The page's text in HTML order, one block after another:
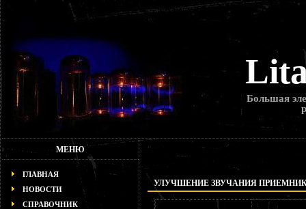
Большая
МЕНЮ
ГЛАВНАЯ
НОВОСТИ
СПРАВОЧНИК
УЛУЧШЕНИЕ ЗВУЧАНИЯ